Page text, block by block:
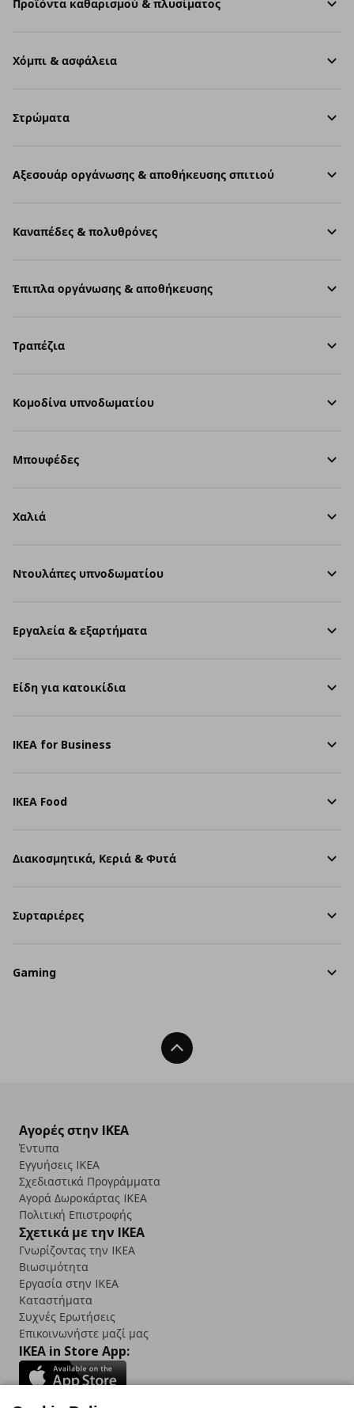
Προϊόντα καθαρισμού & πλυσίματος
Χόμπι & ασφάλεια
Στρώματα
Aξεσουάρ οργάνωσης & αποθήκευσης σπιτιού
Καναπέδες & πολυθρόνες
Έπιπλα οργάνωσης & αποθήκευσης
Τραπέζια
Κομοδίνα υπνοδωματίου
Μπουφέδες
Χαλιά
Ντουλάπες υπνοδωματίου
Εργαλεία & εξαρτήματα
Είδη για κατοικίδια
IKEA for Business
IKEA Food
Διακοσμητικά, Κεριά & Φυτά
Συρταριέρες
Gaming
Back To Top
Αγορές στην IKEA
Έντυπα
Εγγυήσεις IKEA
Σχεδιαστικά Προγράμματα
Αγορά Δωρoκάρτας IKEA
Πολιτική Επιστροφής
Σχετικά με την IKEA
Γνωρίζοντας την IKEA
Βιωσιμότητα
Εργασία στην IKEA
Καταστήματα
Συχνές Ερωτήσεις
Επικοινωνήστε μαζί μας
IKEA in Store App: